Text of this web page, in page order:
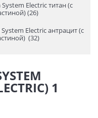
Electric титан (с
(26)
Electric антрацит (с
(32)
1